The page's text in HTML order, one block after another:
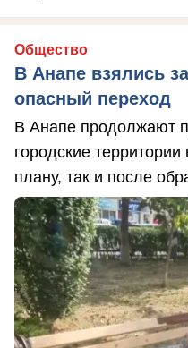
Общество
В Анапе взялись
опасный переход
В Анапе продолжают
городские
плану, так и после